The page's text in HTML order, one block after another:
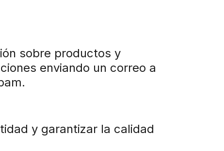
sobre productos y
enviando un correo a
y garantizar la calidad